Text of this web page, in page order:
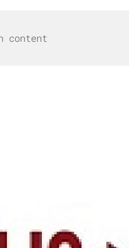
content